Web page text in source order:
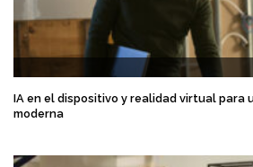
IA en el dispositivo y realidad virtual para
moderna